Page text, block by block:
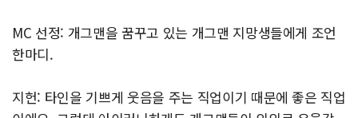
MC 선정: 개그맨을 꿈꾸고 있는 개그맨 지망생들에게 조언
한마디.
지헌: 타인을 기쁘게 웃음을 주는 직업이기 때문에 좋은 직업